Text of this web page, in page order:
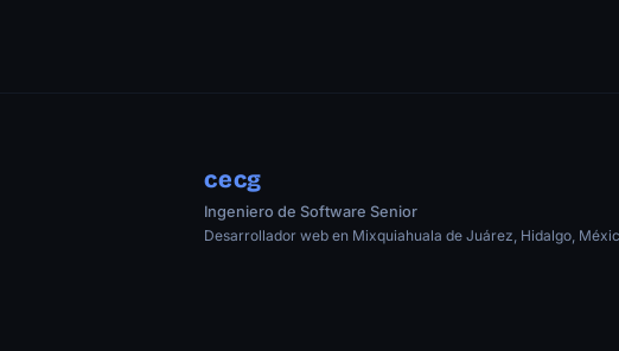
cecg
Ingeniero de Software Senior
Desarrollador web en Mixquiahuala de Juárez, Hidalgo,